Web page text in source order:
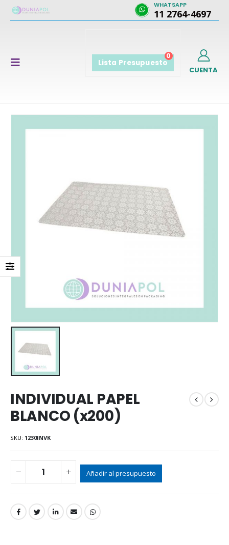
WHATSAPP
11 2764-4697
0
Lista Presupuesto
CUENTA
INDIVIDUAL PAPEL
BLANCO (x200)
SKU: 1230INVK
Añadir al presupuesto